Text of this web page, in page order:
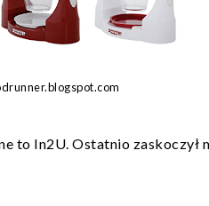
to In2U. Ostatnio zaskoczył